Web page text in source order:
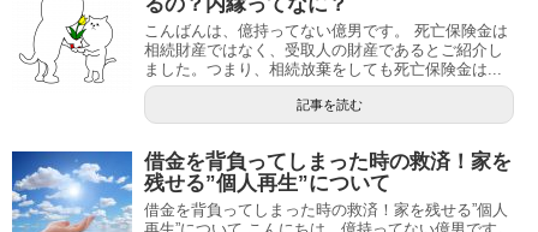
こんばんは、億持ってない億男です。 死亡保険金は
相続財産ではなく、受取人の財産であるとご紹介し
ました。つまり、相続放棄をしても死亡保険金は...
記事を読む
借金を背負ってしまった時の救済！家を
残せる”個人再生”について
借金を背負ってしまった時の救済！家を残せる”個人